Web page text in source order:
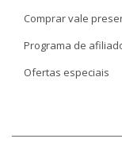
Comprar vale
Programa de
Ofertas especiais